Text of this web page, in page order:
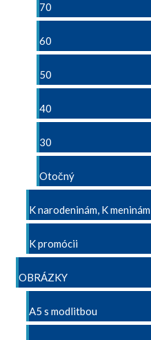
70
60
50
40
30
Otočný
K narodeninám, K meninám
K promócii
OBRÁZKY
A5 s modlitbou